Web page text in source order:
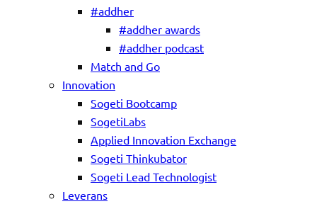
#addher
#addher awards
#addher podcast
Match and Go
Innovation
Sogeti Bootcamp
SogetiLabs
Applied Innovation Exchange
Sogeti Thinkubator
Sogeti Lead Technologist
Leverans